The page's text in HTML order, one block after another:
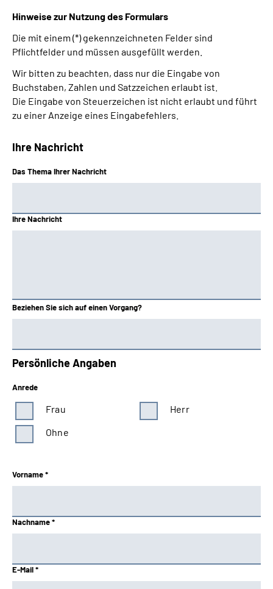
Hinweise zur Nutzung des Formulars
Die mit einem (*) gekennzeichneten Felder sind
Pflichtfelder und müssen ausgefüllt werden.
Wir bitten zu beachten, dass nur die Eingabe von
Buchstaben, Zahlen und Satzzeichen erlaubt ist.
Die Eingabe von Steuerzeichen ist nicht erlaubt und führt
zu einer Anzeige eines Eingabefehlers.
Ihre Nachricht
Das Thema Ihrer Nachricht
Ihre Nachricht
Beziehen Sie sich auf einen Vorgang?
Persönliche Angaben
Anrede
Frau
Herr
Ohne
Vorname *
Nachname *
E-Mail *